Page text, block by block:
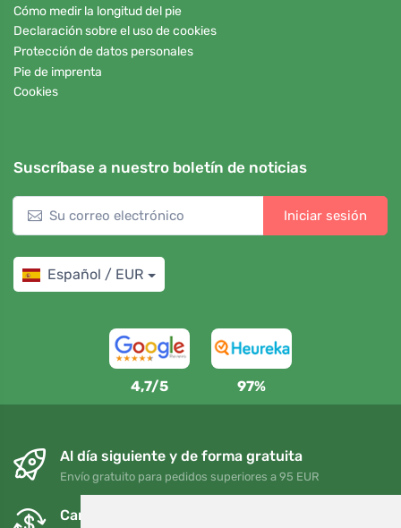
Cómo medir la longitud del pie
Declaración sobre el uso de cookies
Protección de datos personales
Pie de imprenta
Cookies
Suscríbase a nuestro boletín de noticias
Iniciar sesión
Español / EUR
4,7/5 97%
Al día siguiente y de forma gratuita
Envío gratuito para pedidos superiores a 95 EUR
Cambios y devoluciones gratuitos